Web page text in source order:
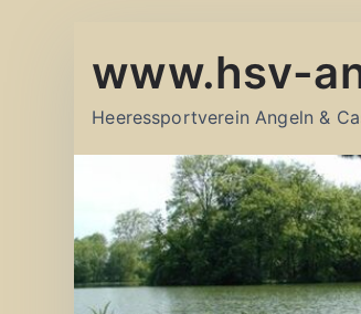
Inhalt
www.hsv-
Heeressportverein Angeln &